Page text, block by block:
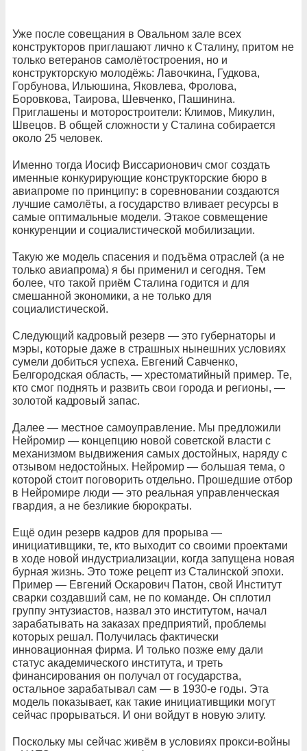
Уже после совещания в Овальном зале всех
конструкторов приглашают лично к Сталину, притом не
только ветеранов самолётостроения, но и
конструкторскую молодёжь: Лавочкина, Гудкова,
Горбунова, Ильюшина, Яковлева, Фролова,
Боровкова, Таирова, Шевченко, Пашинина.
Приглашены и моторостроители: Климов, Микулин,
Швецов. В общей сложности у Сталина собирается
около 25 человек.
Именно тогда Иосиф Виссарионович смог создать
именные конкурирующие конструкторские бюро в
авиапроме по принципу: в соревновании создаются
лучшие самолёты, а государство вливает ресурсы в
самые оптимальные модели. Этакое совмещение
конкуренции и социалистической мобилизации.
Такую же модель спасения и подъёма отраслей (а не
только авиапрома) я бы применил и сегодня. Тем
более, что такой приём Сталина годится и для
смешанной экономики, а не только для
социалистической.
Следующий кадровый резерв — это губернаторы и
мэры, которые даже в страшных нынешних условиях
сумели добиться успеха. Евгений Савченко,
Белгородская область, — хрестоматийный пример. Те,
кто смог поднять и развить свои города и регионы, —
золотой кадровый запас.
Далее — местное самоуправление. Мы предложили
Нейромир — концепцию новой советской власти с
механизмом выдвижения самых достойных, наряду с
отзывом недостойных. Нейромир — большая тема, о
которой стоит поговорить отдельно. Прошедшие отбор
в Нейромире люди — это реальная управленческая
гвардия, а не безликие бюрократы.
Ещё один резерв кадров для прорыва —
инициативщики, те, кто выходит со своими проектами
в ходе новой индустриализации, когда запущена новая
бурная жизнь. Это тоже рецепт из Сталинской эпохи.
Пример — Евгений Оскарович Патон, свой Институт
сварки создавший сам, не по команде. Он сплотил
группу энтузиастов, назвал это институтом, начал
зарабатывать на заказах предприятий, проблемы
которых решал. Получилась фактически
инновационная фирма. И только позже ему дали
статус академического института, и треть
финансирования он получал от государства,
остальное зарабатывал сам — в 1930-е годы. Эта
модель показывает, как такие инициативщики могут
сейчас прорываться. И они войдут в новую элиту.
Поскольку мы сейчас живём в условиях прокси-войны